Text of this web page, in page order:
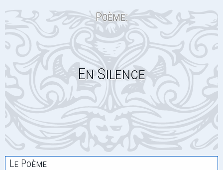
Poème:
En Silence
Le Poème